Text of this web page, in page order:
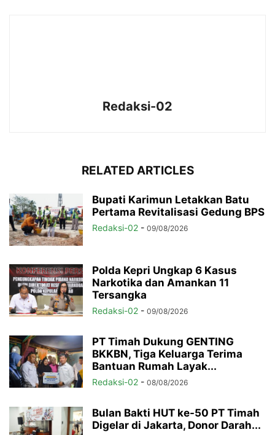
Redaksi-02
RELATED ARTICLES
Bupati Karimun Letakkan Batu
Pertama Revitalisasi Gedung BPS
Redaksi-02 - 09/08/2026
Polda Kepri Ungkap 6 Kasus
Narkotika dan Amankan 11
Tersangka
Redaksi-02 - 09/08/2026
PT Timah Dukung GENTING
BKKBN, Tiga Keluarga Terima
Bantuan Rumah Layak...
Redaksi-02 - 08/08/2026
Bulan Bakti HUT ke-50 PT Timah
Digelar di Jakarta, Donor Darah...